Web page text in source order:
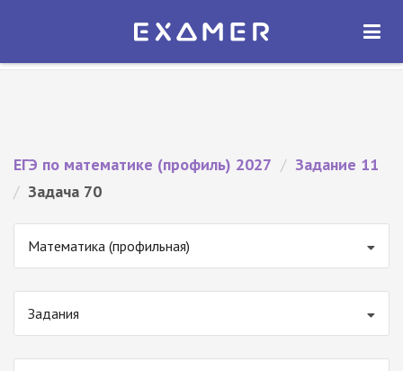
Экзамер — ЕГЭ 2027
ОТКРЫТЬ
ЕГЭ по математике (профиль) 2027 / Задание 11
/ Задача 70
Математика (профильная)
Задания